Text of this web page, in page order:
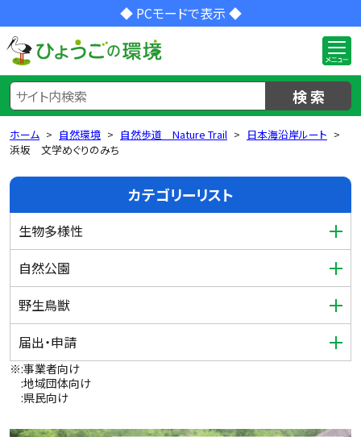
◆ PCモードで表示 ◆
検 索
ホーム 自然環境 自然歩道 Nature Trail
日本海沿岸ルート
浜坂 文学めぐりのみち
カテゴリーリスト
生物多様性
自然公園
野生鳥獣
届出・申請
※:事業者向け
:地域団体向け
:県民向け